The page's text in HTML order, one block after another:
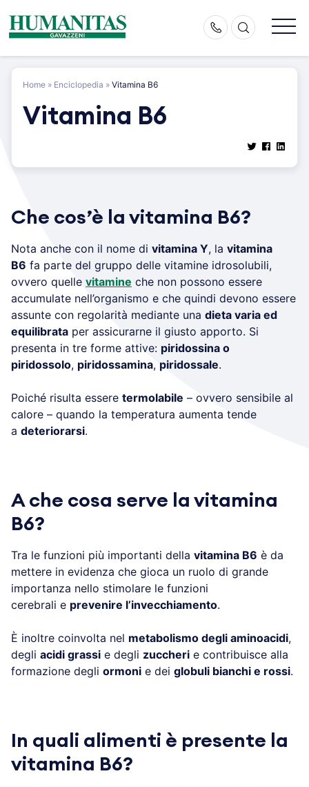
content
Home » Enciclopedia » Vitamina B6
Vitamina B6
Che cos’è la vitamina B6?
Nota anche con il nome di vitamina Y, la vitamina
B6 fa parte del gruppo delle vitamine idrosolubili,
ovvero quelle vitamine che non possono essere
accumulate nell’organismo e che quindi devono essere
assunte con regolarità mediante una dieta varia ed
equilibrata per assicurarne il giusto apporto. Si
presenta in tre forme attive: piridossina o
piridossolo, piridossamina, piridossale.
Poiché risulta essere termolabile – ovvero sensibile al
calore – quando la temperatura aumenta tende
a deteriorarsi.
A che cosa serve la vitamina
B6?
Tra le funzioni più importanti della vitamina B6 è da
mettere in evidenza che gioca un ruolo di grande
importanza nello stimolare le funzioni
cerebrali e prevenire l’invecchiamento.
È inoltre coinvolta nel metabolismo degli aminoacidi,
degli acidi grassi e degli zuccheri e contribuisce alla
formazione degli ormoni e dei globuli bianchi e rossi.
In quali alimenti è presente la
vitamina B6?